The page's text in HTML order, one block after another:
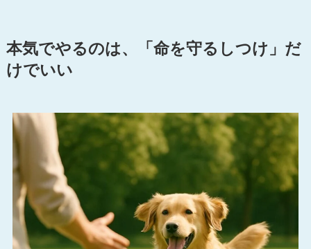
本気でやるのは、「命を守るしつけ」だ
けでいい